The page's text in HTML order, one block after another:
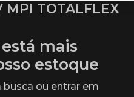
MPI TOTALFLEX
mais
estoque
ou entrar em